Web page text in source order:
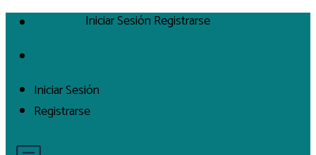
Iniciar Sesión
Registrarse
Iniciar Sesión Registrarse